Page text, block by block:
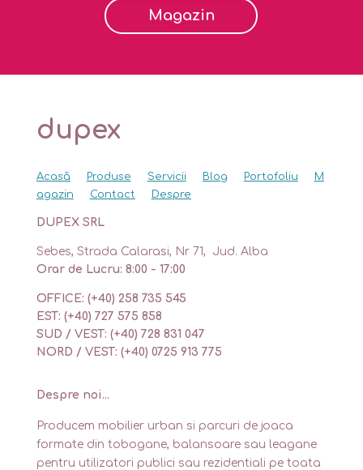
Magazin
dupex
Acasă Produse Servicii Blog Portofoliu
M
agazin
Contact Despre
DUPEX SRL
Sebes, Strada Calarasi, Nr 71, Jud. Alba
Orar de Lucru: 8:00 - 17:00
OFFICE: (+40) 258 735 545
EST: (+40) 727 575 858
SUD / VEST: (+40) 728 831 047
NORD / VEST: (+40) 0725 913 775
Despre noi...
Producem mobilier urban si parcuri de joaca
formate din tobogane, balansoare sau leagane
pentru utilizatori publici sau rezidentiali pe toata